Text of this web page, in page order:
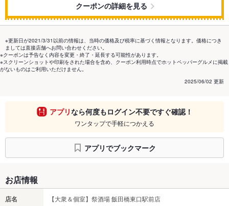
クーポンの詳細を見る
※更新日が2021/3/31以前の情報は、当時の価格及び税率に基づく情報となります。価格につき
ましては直接店舗へお問い合わせください。
※クーポンは予告なく内容を変更・終了・延長する可能性があります。
※スクリーンショットや印刷をされた場合を含め、クーポン利用時点でホットペッパーグルメに掲載
がないものはご利用いただけません。
2025/06/02 更新
アプリなら何度もログイン不要ですぐ確認！
ワンタップで手軽につかえる
アプリでブックマーク
お店情報
店名 【大衆＆個室】祭酒場 飯田橋東口駅前店